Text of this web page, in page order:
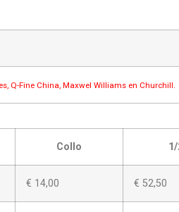
Q-Fine China, Maxwel Williams en Churchill.
Collo
€ 14,00 € 52,50